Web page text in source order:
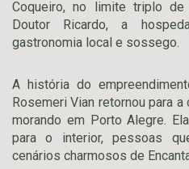
Coqueiro, no limite triplo de
Doutor Ricardo, a
gastronomia local e sossego.
A história do
Rosemeri Vian retornou para
morando em Porto Alegre.
para o interior, pessoas
cenários charmosos de